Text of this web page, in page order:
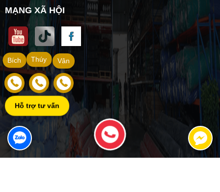
MẠNG XÃ HỘI
Vân
Thúy
Bích
Hỗ trợ tư vấn